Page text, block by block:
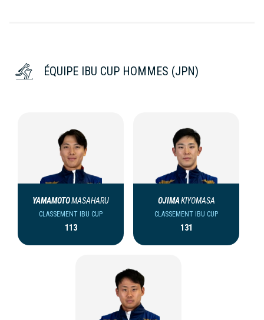
ÉQUIPE IBU CUP HOMMES (JPN)
YAMAMOTOMASAHARU
CLASSEMENT IBU CUP
113
OJIMAKIYOMASA
CLASSEMENT IBU CUP
131